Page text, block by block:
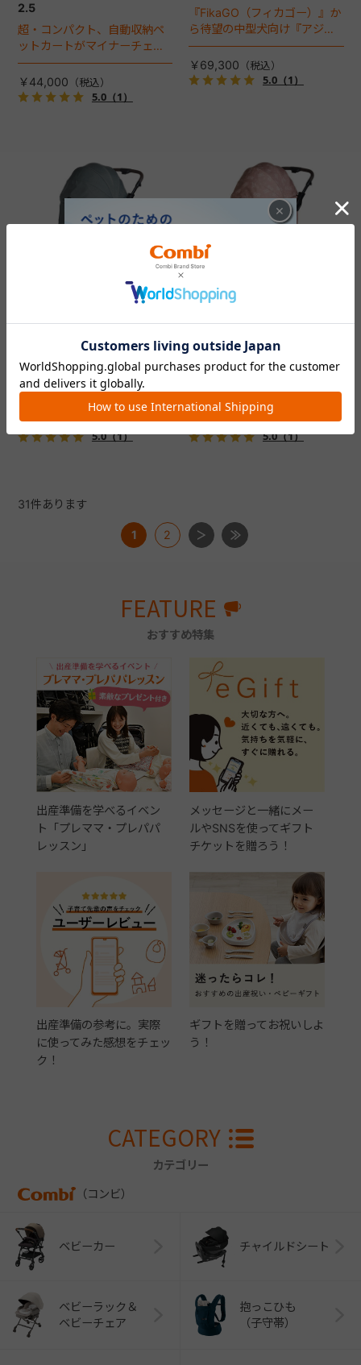
2.5
超・コンパクト、自動収納ペ
ットカートがマイナーチェン
ジ！
￥44,000
5.0（1）
『FikaGO（フィカゴー）』か
ら待望の中型犬向け『アジャ
イル２』 登場！耐荷重30kg
で、しかも1秒・自動収納機能
搭載！！
￥69,300
5.0（1）
フィカゴー アジャイル 2
『FikaGO（フィカゴー）』か
ら待望の中型犬向け『アジャ
イル２』 登場！耐荷重30kg
で、しかも1秒・自動収納機能
搭載！！
￥69,300
5.0（1）
フィカゴー アジャイル 2
『FikaGO（フィカゴー）』か
イル２』 登場！耐荷重30kg
で、しかも1秒・自動収納機能
搭載！！
￥69,300
5.0（1）
31件あります
1 2
FEATURE
おすすめ特集
出産準備を学べるイベン
ト「プレママ・プレパパ
レッスン」
メッセージと一緒にメー
ルやSNSを使ってギフト
チケットを贈ろう！
出産準備の参考に。実際
に使ってみた感想をチェッ
ク！
ギフトを贈ってお祝いしよ
う！
CATEGORY
カテゴリー
（コンビ）
ベビーカー チャイルドシート
ベビーラック＆
ベビーチェア
抱っこひも
（子守帯）
×